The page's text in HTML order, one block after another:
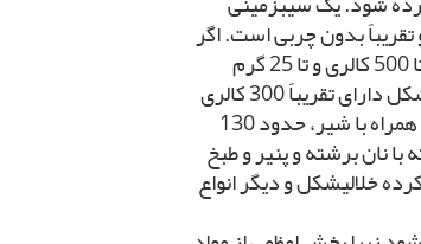
پروتئین دارد و تقریباً بدون چربى است. اگر
همان سیب‏زمینى به صورت سرخ کرده (چیپس) در آید، از 450 تا 500 کالرى و تا 25 گرم
چربى برخوردار مى‏باشد. 115 گرم سیب‏زمینى سرخ کرده خلالى‏شکل داراى تقریباً 300 کالرى
و 15 تا 20 گرم چربى است. یک پیمانه سیب‏زمینى له شده (پوره) همراه با شیر، حدود 130
نان برشته و پنیر و طبخ
سرخ کرده خلالى‏شکل و دیگر انواع